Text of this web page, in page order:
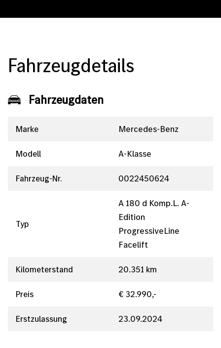
Fahrzeugdetails
Fahrzeugdaten
Marke Mercedes-Benz
Modell A-Klasse
Fahrzeug-Nr. 0022450624
Typ
A 180 d Komp.L. A-
Edition
ProgressiveLine
Facelift
Kilometerstand 20.351 km
Preis € 32.990,-
Erstzulassung 23.09.2024